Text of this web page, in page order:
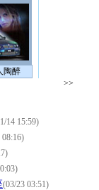
陶醉
>>
14 15:59)
08:16)
(03/23 03:51)